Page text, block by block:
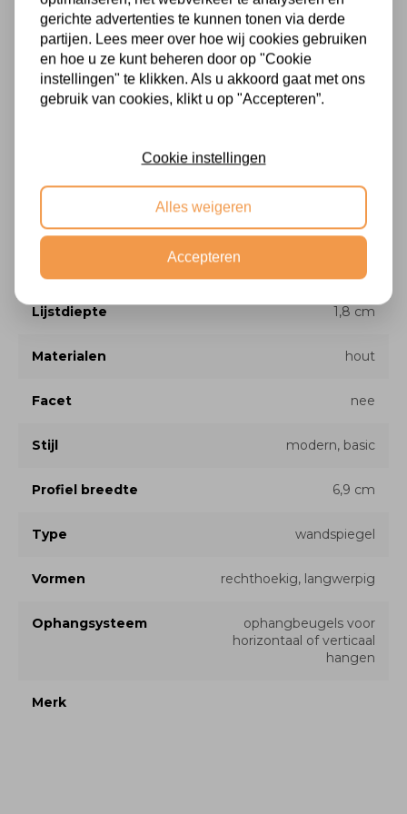
algehele sfeer van een kamer of ruimte dramatisch kan
veranderen.
Kleur wit
Lijstdiepte 1,8 cm
Materialen hout
Facet nee
Stijl modern, basic
Profiel breedte 6,9 cm
Type wandspiegel
Vormen rechthoekig, langwerpig
Ophangsysteem
ophangbeugels voor
horizontaal of verticaal
hangen
Merk
gerichte advertenties te kunnen tonen via derde
partijen. Lees meer over hoe wij cookies gebruiken
en hoe u ze kunt beheren door op "Cookie
instellingen" te klikken. Als u akkoord gaat met ons
gebruik van cookies, klikt u op "Accepteren”.
Cookie instellingen
Alles weigeren
Accepteren